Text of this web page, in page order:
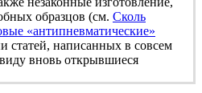
образцов (см. Сколь
«антипневматические»
статей, написанных в совсем
вновь открывшиеся